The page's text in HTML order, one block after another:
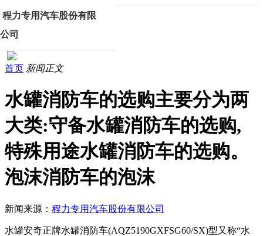
程力专用汽车股份有限
公司
首页 新闻正文
水罐消防车的选购主要分为两
大类:守备水罐消防车的选购,
特殊用途水罐消防车的选购。
泡沫消防车的泡沫
新闻来源： 程力专用汽车股份有限公司
水罐安奇正牌水罐消防车(AQZ5190GXFSG60/SX)型又称“水